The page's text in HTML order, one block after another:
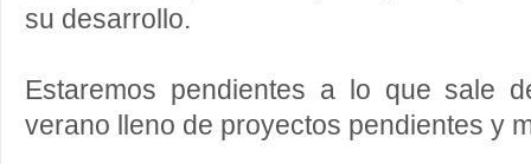
su desarrollo.
Estaremos pendientes a lo que sale
verano lleno de proyectos pendientes y